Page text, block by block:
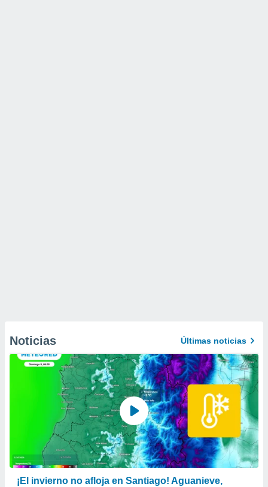
Noticias Últimas noticias
¡El invierno no afloja en Santiago! Aguanieve,